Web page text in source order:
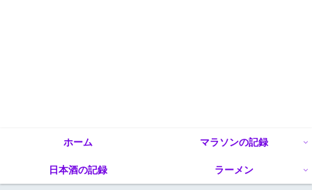
ホーム マラソンの記録
日本酒の記録 ラーメン